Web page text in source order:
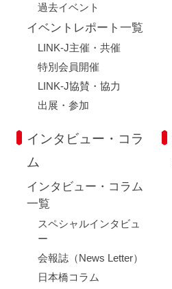
過去イベント
イベントレポート一覧
LINK-J主催・共催
特別会員開催
LINK-J協賛・協力
出展・参加
インタビュー・コラ
ム
インタビュー・コラム
一覧
スペシャルインタビュ
ー
会報誌（News Letter）
日本橋コラム